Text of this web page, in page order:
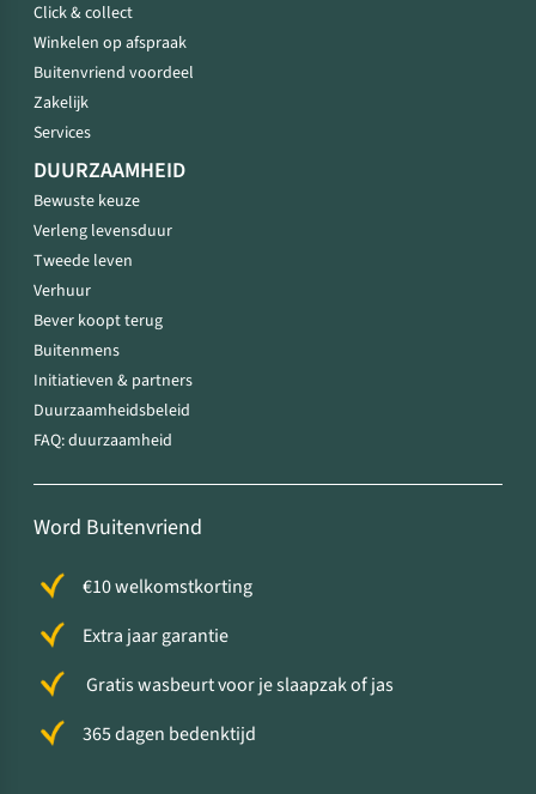
Click & collect
Winkelen op afspraak
Buitenvriend voordeel
Zakelijk
Services
DUURZAAMHEID
Bewuste keuze
Verleng levensduur
Tweede leven
Verhuur
Bever koopt terug
Buitenmens
Initiatieven & partners
Duurzaamheidsbeleid
FAQ: duurzaamheid
Word Buitenvriend
€10 welkomstkorting
Extra jaar garantie
Gratis wasbeurt voor je slaapzak of jas
365 dagen bedenktijd